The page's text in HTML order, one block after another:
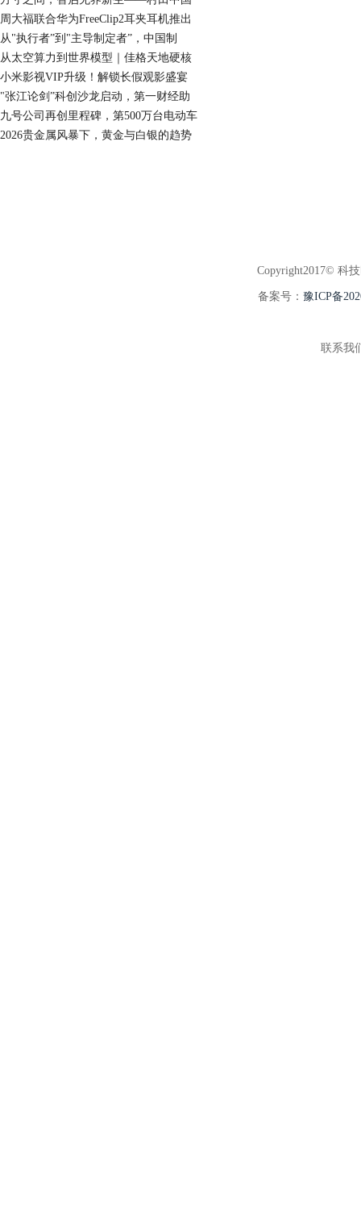
周大福联合华为FreeClip2耳夹耳机推出
从"执行者”到"主导制定者”，中国制
从太空算力到世界模型｜佳格天地硬核
小米影视VIP升级！解锁长假观影盛宴
"张江论剑”科创沙龙启动，第一财经助
九号公司再创里程碑，第500万台电动车
2026贵金属风暴下，黄金与白银的趋势
Copyright2017© 科
备案号： 豫ICP备
联系我